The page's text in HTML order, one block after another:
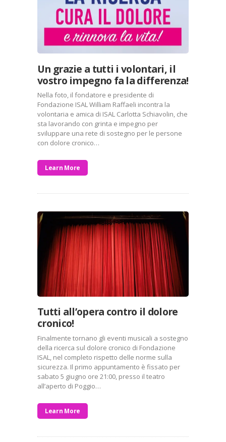
Un grazie a tutti i volontari, il
vostro impegno fa la differenza!
Nella foto, il fondatore e presidente di
Fondazione ISAL William Raffaeli incontra la
volontaria e amica di ISAL Carlotta Schiavolin, che
sta lavorando con grinta e impegno per
sviluppare una rete di sostegno per le persone
con dolore cronico…
Learn More
Tutti all’opera contro il dolore
cronico!
Finalmente tornano gli eventi musicali a sostegno
della ricerca sul dolore cronico di Fondazione
ISAL, nel completo rispetto delle norme sulla
sicurezza. Il primo appuntamento è fissato per
sabato 5 giugno ore 21:00, presso il teatro
all’aperto di Poggio…
Learn More